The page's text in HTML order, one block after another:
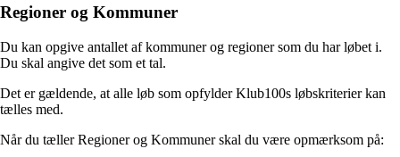
Regioner og Kommuner
Du kan opgive antallet af kommuner og regioner som du har løbet i.
Du skal angive det som et tal.
Det er gældende, at alle løb som opfylder Klub100s løbskriterier kan
tælles med.
Når du tæller Regioner og Kommuner skal du være opmærksom på: